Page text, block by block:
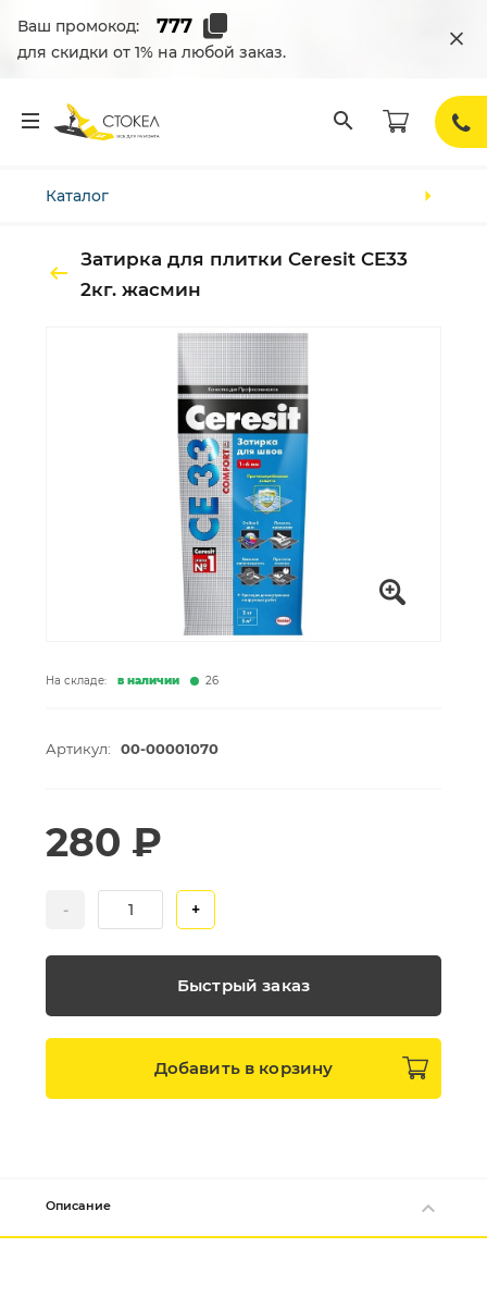
Ваш промокод:
для скидки от 1% на любой заказ.
Каталог
Затирка для плитки Ceresit CE33
2кг. жасмин
На складе: в наличии 26
Артикул: 00-00001070
- +
280 ₽
Быстрый заказ
Добавить в корзину
Описание